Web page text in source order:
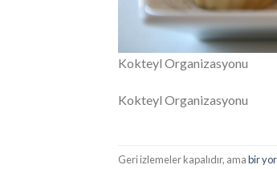
Kokteyl Organizasyonu
Kokteyl Organizasyonu
Geri izlemeler kapalıdır, amabir